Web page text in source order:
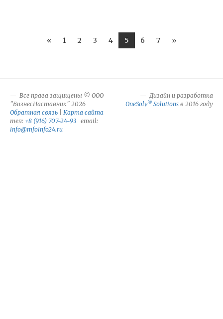
« 1 2 3 4 5 6 7 »
Все права защищены © ООО
"БизнесНаставник" 2026
Обратная связь
Карта сайта
тел: +8 (916) 707-24-93 email:
info@mfoinfo24.ru
Дизайн и разработка
OneSolv® Solutions в 2016 году